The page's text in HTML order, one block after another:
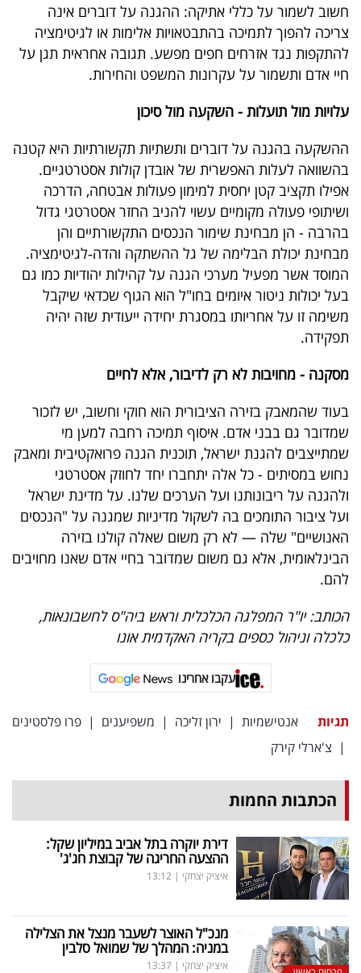
חשוב לשמור על כללי אתיקה: ההגנה על דוברים אינה
צריכה להפוך לתמיכה בהתבטאויות אלימות או לגיטימציה
להתקפות נגד אזרחים חפים מפשע. תגובה אחראית תגן על
חיי אדם ותשמור על עקרונות המשפט והחירות.
עלויות מול תועלות - השקעה מול סיכון
ההשקעה בהגנה על דוברים ותשתיות תקשורתיות היא קטנה
בהשוואה לעלות האפשרית של אובדן קולות אסטרטגיים.
אפילו תקציב קטן יחסית למימון פעולות אבטחה, הדרכה
ושיתופי פעולה מקומיים עשוי להניב החזר אסטרטגי גדול
בהרבה - הן מבחינת שימור הנכסים התקשורתיים והן
מבחינת יכולת הבלימה של גל ההשתקה והדה‑לגיטימציה.
המוסד אשר מפעיל מערכי הגנה על קהילות יהודיות כמו גם
בעל יכולות ניטור איומים בחו"ל הוא הגוף שכדאי שיקבל
משימה זו על אחריותו במסגרת יחידה ייעודית שזה יהיה
תפקידה.
מסקנה - מחויבות לא רק לדיבור, אלא לחיים
בעוד שהמאבק בזירה הציבורית הוא חוקי וחשוב, יש לזכור
שמדובר גם בבני אדם. איסוף תמיכה רחבה למען מי
שמתייצבים להגנת ישראל, תוכנית הגנה פרואקטיבית ומאבק
נחוש במסיתים - כל אלה יתחברו יחד לחוזק אסטרטגי
ולהגנה על ריבונותנו ועל הערכים שלנו. על מדינת ישראל
ועל ציבור התומכים בה לשקול מדיניות שמגנה על "הנכסים
האנושיים" שלה — לא רק משום שאלה קולנו בזירה
הבינלאומית, אלא גם משום שמדובר בחיי אדם שאנו מחויבים
להם.
הכותב: יו"ר המפלגה הכלכלית וראש ביה"ס לחשבונאות,
כלכלה וניהול כספים בקריה האקדמית אונו
עקבו אחרינו
תגיות אנטישמיות | ירון זליכה | משפיענים | פרו פלסטינים
| צ'ארלי קירק
הכתבות החמות
דירת יוקרה בתל אביב במיליון שקל:
ההצעה החריגה של קבוצת חג'ג'
איציק יצחקי |
13:12
מנכ"ל האוצר לשעבר מנצל את הצלילה
במניה: המהלך של שמואל סלבין
איציק יצחקי |
13:37